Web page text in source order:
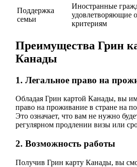
Поддержка
семьи
Иностранные
удовлетворяющие
критериям
Преимущества Грин
Канады
1. Легальное право на
Обладая Грин картой Канады, вы
право на проживание в стране на
Это означает, что вам не нужно
регулярном продлении визы или
2. Возможность работы
Получив Грин карту Канады, вы